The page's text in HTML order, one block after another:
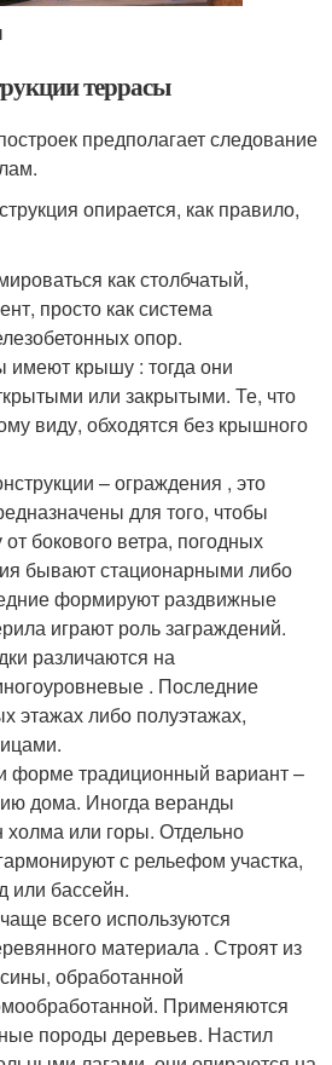
террасы
предполагает следование
опирается, как правило,
как столбчатый,
просто как система
опор.
имеют крышу : тогда они
или закрытыми. Те, что
виду, обходятся без крышного
– ограждения , это
для того, чтобы
бокового ветра, погодных
бывают стационарными либо
формируют раздвижные
играют роль заграждений.
различаются на
. Последние
этажах либо полуэтажах,
форме традиционный вариант –
дома. Иногда веранды
холма или горы. Отдельно
с рельефом участка,
или бассейн.
всего используются
материала . Строят из
обработанной
Применяются
породы деревьев. Настил